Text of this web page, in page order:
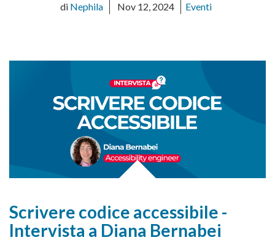
di Nephila Nov 12, 2024 Eventi
Scrivere codice accessibile -
Intervista a Diana Bernabei